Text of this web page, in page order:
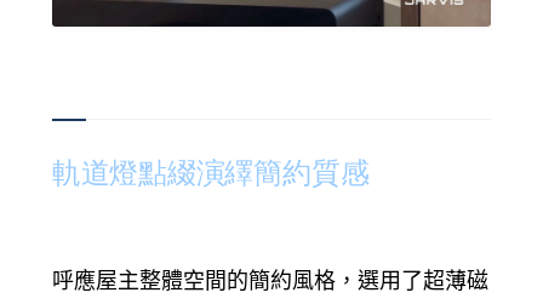
軌道燈點綴演繹簡約質感
呼應屋主整體空間的簡約風格，選用了超薄磁